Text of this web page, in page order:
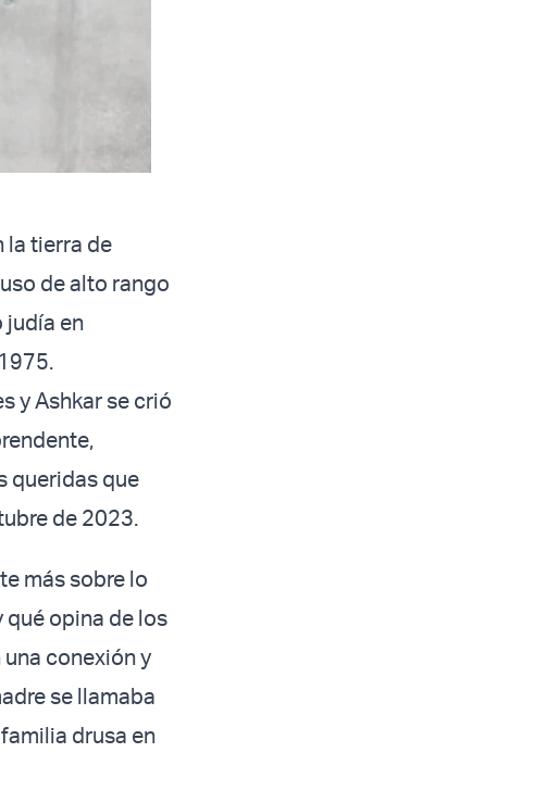
la tierra de
de alto rango
judía en
y Ashkar se crió
queridas que
de 2023.
más sobre lo
qué opina de los
conexión y
se llamaba
drusa en